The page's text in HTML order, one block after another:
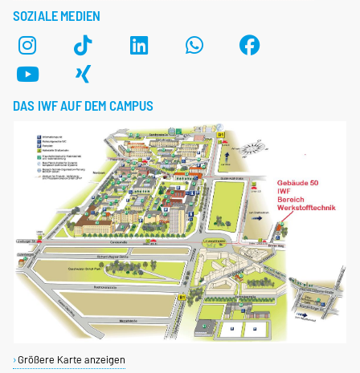
SOZIALE MEDIEN
DAS IWF AUF DEM CAMPUS
Größere Karte anzeigen